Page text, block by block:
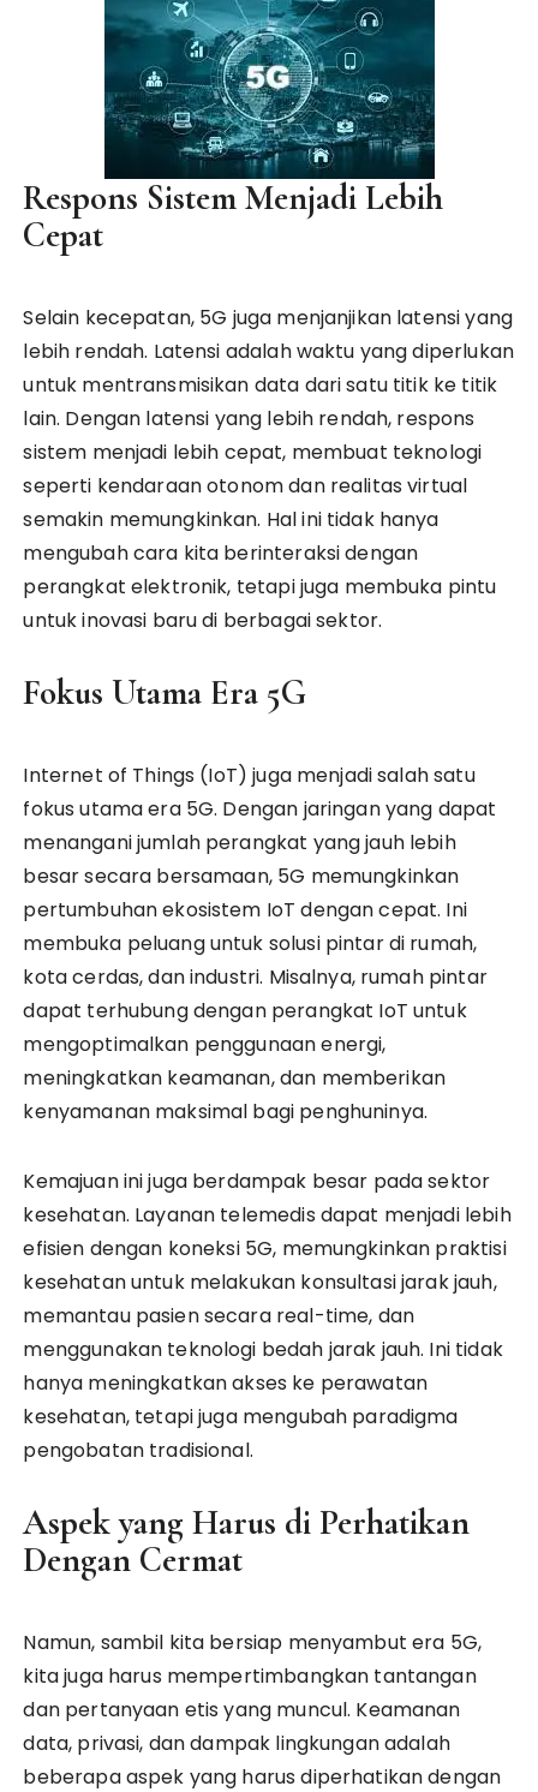
Respons Sistem Menjadi Lebih
Cepat
Selain kecepatan, 5G juga menjanjikan latensi yang
lebih rendah. Latensi adalah waktu yang diperlukan
untuk mentransmisikan data dari satu titik ke titik
lain. Dengan latensi yang lebih rendah, respons
sistem menjadi lebih cepat, membuat teknologi
seperti kendaraan otonom dan realitas virtual
semakin memungkinkan. Hal ini tidak hanya
mengubah cara kita berinteraksi dengan
perangkat elektronik, tetapi juga membuka pintu
untuk inovasi baru di berbagai sektor.
Fokus Utama Era 5G
Internet of Things (IoT) juga menjadi salah satu
fokus utama era 5G. Dengan jaringan yang dapat
menangani jumlah perangkat yang jauh lebih
besar secara bersamaan, 5G memungkinkan
pertumbuhan ekosistem IoT dengan cepat. Ini
membuka peluang untuk solusi pintar di rumah,
kota cerdas, dan industri. Misalnya, rumah pintar
dapat terhubung dengan perangkat IoT untuk
mengoptimalkan penggunaan energi,
meningkatkan keamanan, dan memberikan
kenyamanan maksimal bagi penghuninya.
Kemajuan ini juga berdampak besar pada sektor
kesehatan. Layanan telemedis dapat menjadi lebih
efisien dengan koneksi 5G, memungkinkan praktisi
kesehatan untuk melakukan konsultasi jarak jauh,
memantau pasien secara real-time, dan
menggunakan teknologi bedah jarak jauh. Ini tidak
hanya meningkatkan akses ke perawatan
kesehatan, tetapi juga mengubah paradigma
pengobatan tradisional.
Aspek yang Harus di Perhatikan
Dengan Cermat
Namun, sambil kita bersiap menyambut era 5G,
kita juga harus mempertimbangkan tantangan
dan pertanyaan etis yang muncul. Keamanan
data, privasi, dan dampak lingkungan adalah
beberapa aspek yang harus diperhatikan dengan